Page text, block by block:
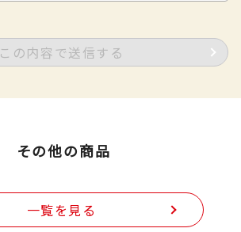
この内容で送信する
その他の商品
一覧を見る